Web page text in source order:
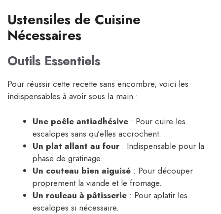
Ustensiles de Cuisine
Nécessaires
Outils Essentiels
Pour réussir cette recette sans encombre, voici les
indispensables à avoir sous la main :
Une poêle antiadhésive : Pour cuire les
escalopes sans qu’elles accrochent.
Un plat allant au four : Indispensable pour la
phase de gratinage.
Un couteau bien aiguisé : Pour découper
proprement la viande et le fromage.
Un rouleau à pâtisserie : Pour aplatir les
escalopes si nécessaire.